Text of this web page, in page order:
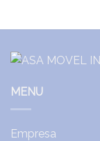
MENU
Empresa